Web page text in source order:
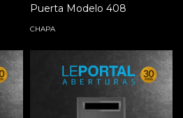
Puerta Modelo 408
CHAPA